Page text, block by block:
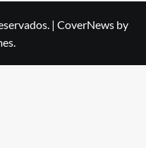
| CoverNews by